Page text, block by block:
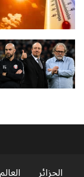
الجزائر العالم